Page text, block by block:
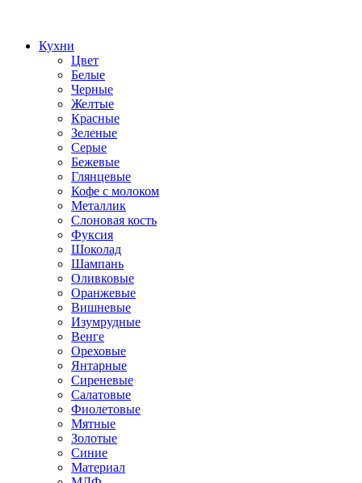
Кухни
Цвет
Белые
Черные
Желтые
Красные
Зеленые
Серые
Бежевые
Глянцевые
Кофе с молоком
Металлик
Слоновая кость
Фуксия
Шоколад
Шампань
Оливковые
Оранжевые
Вишневые
Изумрудные
Венге
Ореховые
Янтарные
Сиреневые
Салатовые
Фиолетовые
Мятные
Золотые
Синие
Материал